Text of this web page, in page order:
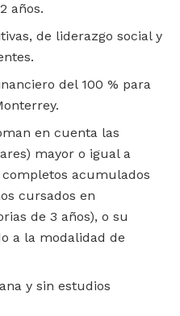
años.
de liderazgo social y
del 100 % para
en cuenta las
mayor o igual a
acumulados
cursados en
de 3 años), o su
a la modalidad de
y sin estudios